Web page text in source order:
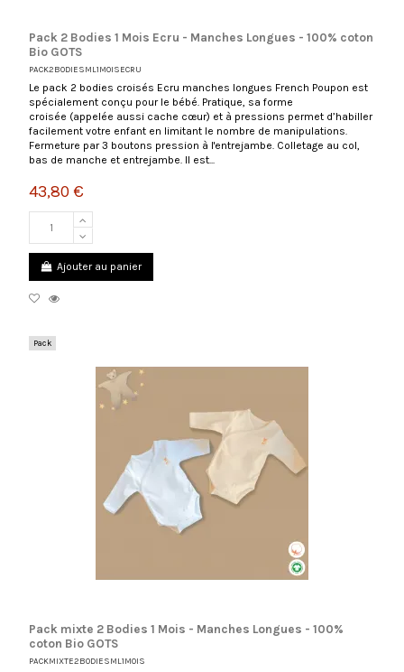
Pack 2 Bodies 1 Mois Ecru - Manches Longues - 100% coton
Bio GOTS
PACK2BODIESML1MOISECRU
Le pack 2 bodies croisés Ecru manches longues French Poupon est
spécialement conçu pour le bébé. Pratique, sa forme
croisée (appelée aussi cache cœur) et à pressions permet d’habiller
facilement votre enfant en limitant le nombre de manipulations.
Fermeture par 3 boutons pression à l'entrejambe. Colletage au col,
bas de manche et entrejambe. Il est...
43,80 €
Ajouter au panier
Pack
Pack mixte 2 Bodies 1 Mois - Manches Longues - 100%
coton Bio GOTS
PACKMIXTE2BODIESML1MOIS